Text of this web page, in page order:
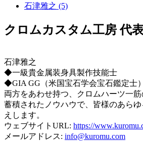
石津雅之 (5)
クロムカスタム工房 代
石津雅之
◆一級貴金属装身具製作技能士
◆GIA GG（米国宝石学会宝石鑑定士）
両方をあわせ持つ、クロムハーツ一筋
蓄積されたノウハウで、皆様のあら
えします。
ウェブサイトURL: https://
メールアドレス: info@kuromu.com